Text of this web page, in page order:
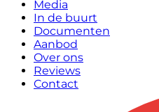
Media
In de buurt
Documenten
Aanbod
Over ons
Reviews
Contact